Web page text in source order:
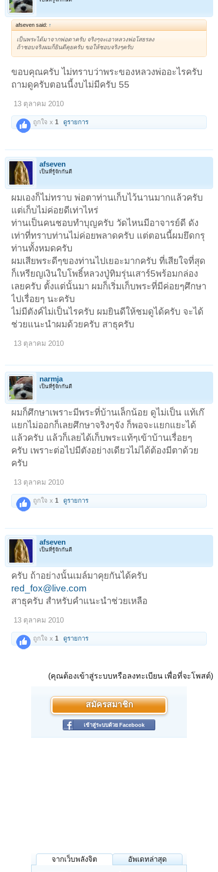
afseven said: ↑
เป็นพระได้มาจากพ่อตาครับ จริงๆจะเอาหลวงพ่อโสธรลง
ถ้าชอบจริงผมก็ยินดีคุยครับ ขอให้ชอบจริงๆครับ
ขอบคุณครับ ไม่ทราบว่าพระของหลวงพ่ออะไรครับ
ถามดูครับตอนนี้งบไม่มีครับ 55
13 ตุลาคม 2010
ถูกใจ x1 ดูรายการ
afseven
เป็นที่รู้จักกันดี
ผมเองก็ไม่ทราบ พ่อตาท่านเก็บไว้นานมากแล้วครับ
แต่เก็บไม่ค่อยดีเท่าไหร่
ท่านเป็นคนชอบทำบุญครับ วัดไหนมีอาจารย์ดี ดัง
เท่าที่ทราบท่านไม่ค่อยพลาดครับ แต่ตอนนี้ผมยึดกรุ
ท่านทั้งหมดครับ
ผมเสียพระดีๆของท่านไปเยอะมากครับ ที่เสียใจที่สุด
ก็เหรียญเงินใบโพธิ์หลวงปู่ทิมรุ่นเสาร์5พร้อมกล่อง
เลยครับ ตั้งแต่นั้นมา ผมก็เริ่มเก็บพระที่มีค่อยๆศึกษา
ไปเรื่อยๆ นะครับ
ไม่มีตังค์ไม่เป็นไรครับ ผมยินดีให้ชมดูได้ครับ จะได้
ช่วยแนะนำผมด้วยครับ สาธุครับ
13 ตุลาคม 2010
narmja
เป็นที่รู้จักกันดี
ผมก็ศึกษาเพราะมีพระที่บ้านเล็กน้อย ดูไม่เป็น แท้เก๊
แยกไม่ออกก็เลยศึกษาจริงๆจัง ก็พอจะแยกแยะได้
แล้วครับ แล้วก็เลยได้เก็บพระแท้ๆเข้าบ้านเรื่อยๆ
ครับ เพราะต่อไปมีตังอย่างเดียวไม่ได้ต้องมีตาด้วย
ครับ
13 ตุลาคม 2010
ถูกใจ x 1 ดูรายการ
afseven
เป็นที่รู้จักกันดี
ครับ ถ้าอย่างนั้นเมล์มาคุยกันได้ครับ
red_fox@live.com
สาธุครับ สำหรับคำแนะนำช่วยเหลือ
13 ตุลาคม 2010
ถูกใจ x1 ดูรายการ
(คุณต้องเข้าสู่ระบบหรือลงทะเบียน เพื่อที่จะโพสต์)
สมัครสมาชิก
เข้าสู่ระบบด้วย Facebook
จากเว็บพลังจิต อัพเดทล่าสุด